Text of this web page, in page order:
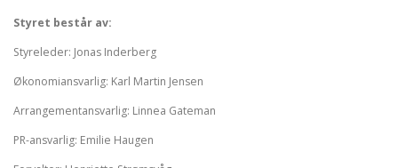
Styret består av:
Styreleder: Jonas Inderberg
Økonomiansvarlig: Karl Martin Jensen
Arrangementansvarlig: Linnea Gateman
PR-ansvarlig: Emilie Haugen